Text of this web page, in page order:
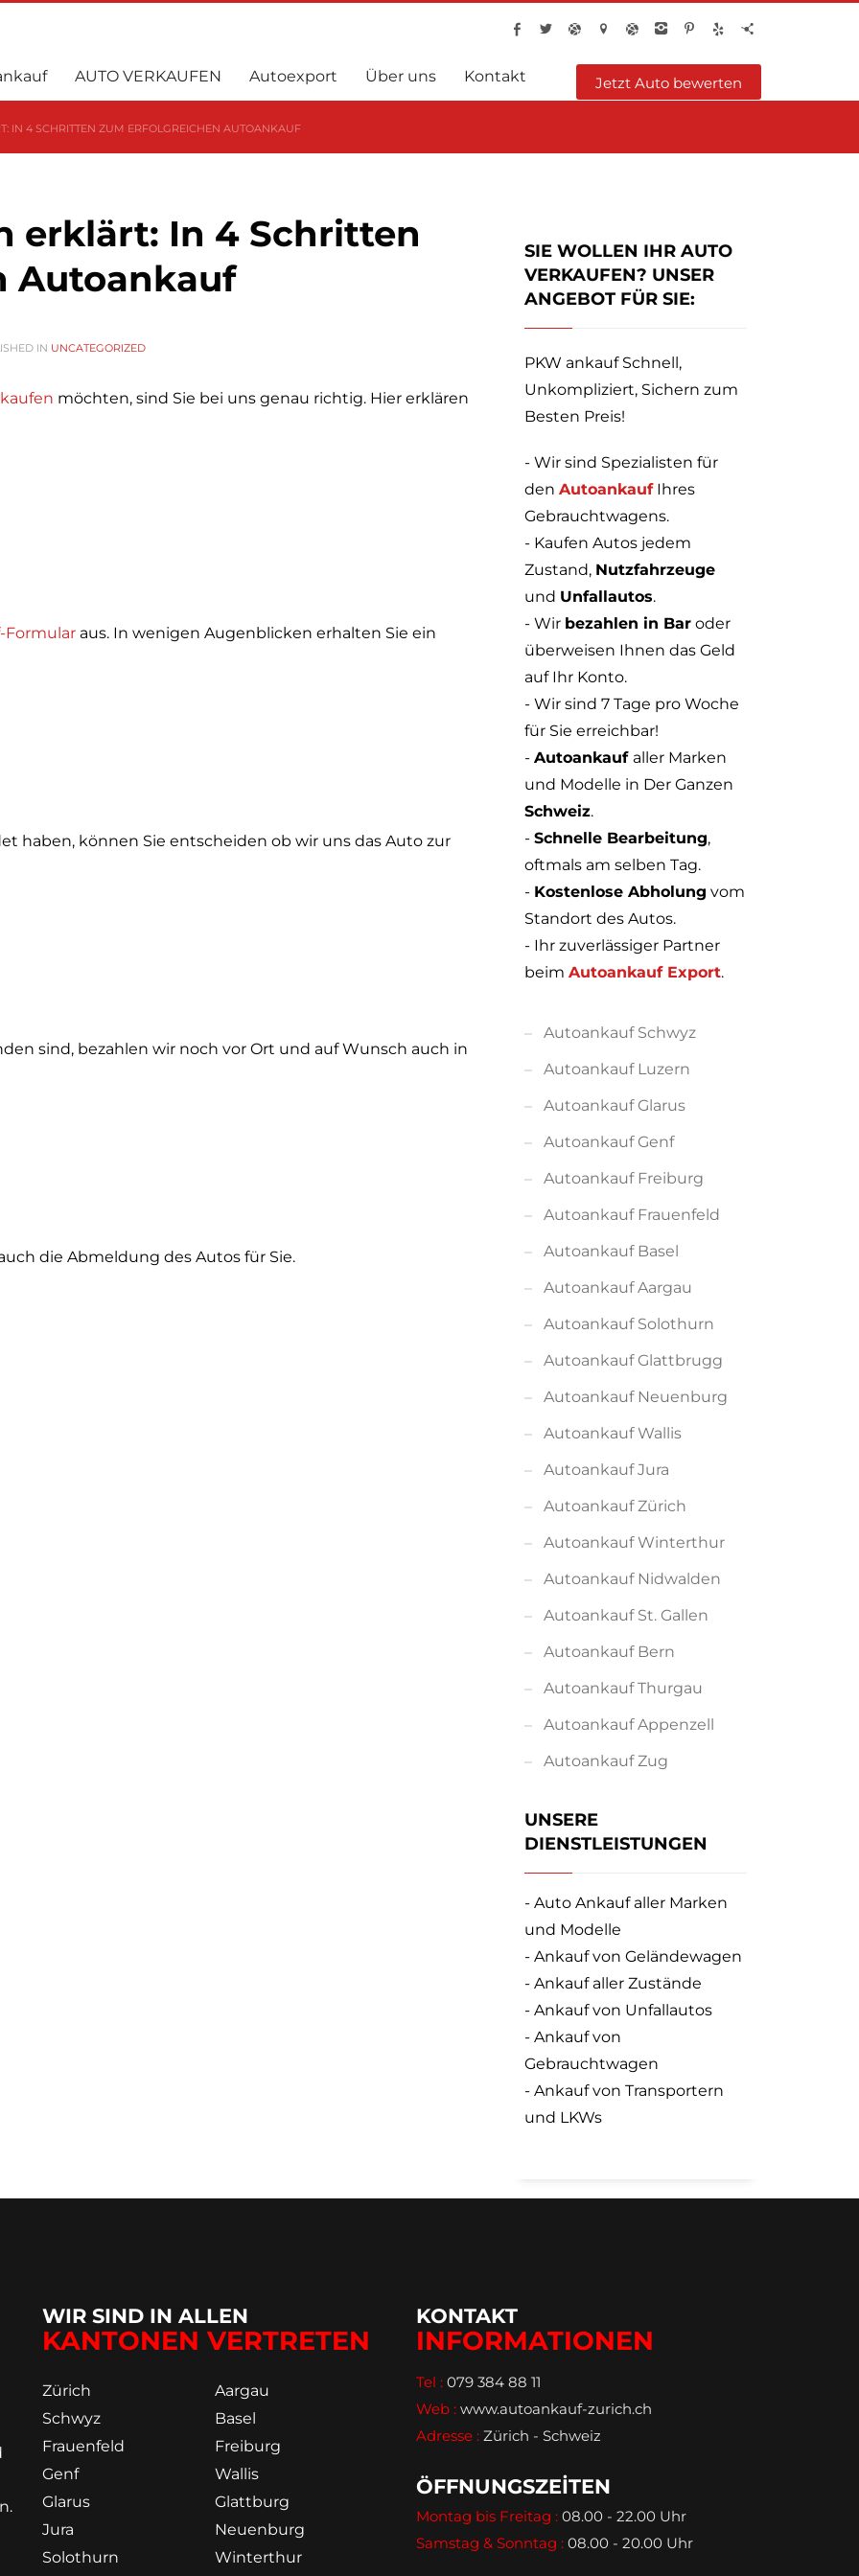
AUTO VERKAUFEN Autoexport Über uns Kontakt Jetzt Auto bewerten
IN 4 SCHRITTEN ZUM ERFOLGREICHEN AUTOANKAUF
erklärt: In 4 Schritten
Autoankauf
IN UNCATEGORIZED
möchten, sind Sie bei uns genau richtig. Hier erklären
Formular aus. In wenigen Augenblicken erhalten Sie ein
haben, können Sie entscheiden ob wir uns das Auto zur
sind, bezahlen wir noch vor Ort und auf Wunsch auch in
die Abmeldung des Autos für Sie.
SIE WOLLEN IHR AUTO
VERKAUFEN? UNSER
ANGEBOT FÜR SIE:
PKW ankauf Schnell,
Unkompliziert, Sichern zum
Besten Preis!
- Wir sind Spezialisten für
den AutoankaufIhres
Gebrauchtwagens.
- Kaufen Autos jedem
Zustand, Nutzfahrzeuge
und Unfallautos.
- Wir bezahlen in Baroder
überweisen Ihnen das Geld
auf Ihr Konto.
- Wir sind 7 Tage pro Woche
für Sie erreichbar!
- Autoankauf aller Marken
und Modelle in Der Ganzen
Schweiz.
- Schnelle Bearbeitung,
oftmals am selben Tag.
- Kostenlose Abholung vom
Standort des Autos.
- Ihr zuverlässiger Partner
beim Autoankauf Export.
Autoankauf Schwyz
Autoankauf Luzern
Autoankauf Glarus
Autoankauf Genf
Autoankauf Freiburg
Autoankauf Frauenfeld
Autoankauf Basel
Autoankauf Aargau
Autoankauf Solothurn
Autoankauf Glattbrugg
Autoankauf Neuenburg
Autoankauf Wallis
Autoankauf Jura
Autoankauf Zürich
Autoankauf Winterthur
Autoankauf Nidwalden
Autoankauf St. Gallen
Autoankauf Bern
Autoankauf Thurgau
Autoankauf Appenzell
Autoankauf Zug
UNSERE
DIENSTLEISTUNGEN
- Auto Ankauf aller Marken
und Modelle
- Ankauf von Geländewagen
- Ankauf aller Zustände
- Ankauf von Unfallautos
- Ankauf von
Gebrauchtwagen
- Ankauf von Transportern
und LKWs
WIR SIND IN ALLEN
KANTONEN VERTRETEN
Zürich
Aargau
Schwyz
Basel
Frauenfeld
Freiburg
Genf
Wallis
Glarus
Glattburg
Jura
Neuenburg
Solothurn
Winterthur
KONTAKT
INFORMATIONEN
Tel : 079 384 88 11
Web : www.autoankauf-zurich.ch
Adresse : Zürich - Schweiz
ÖFFNUNGSZEİTEN
Montag bis Freitag : 08.00 - 22.00 Uhr
Samstag & Sonntag : 08.00 - 20.00 Uhr